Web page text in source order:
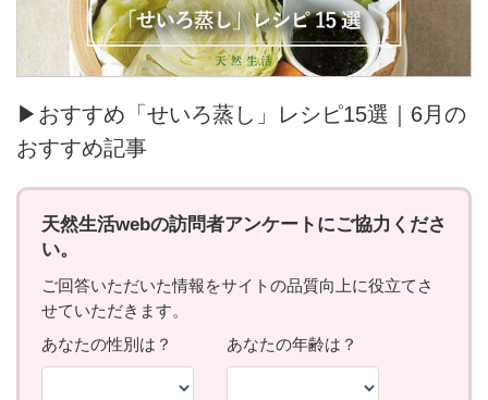
▶おすすめ「せいろ蒸し」レシピ15選｜6月の
おすすめ記事